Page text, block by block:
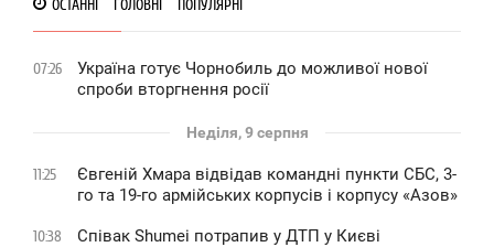
ОСТАННІ ГОЛОВНІ ПОПУЛЯРНІ
07:26
Україна готує Чорнобиль до можливої нової
спроби вторгнення росії
Неділя, 9 серпня
11:25
Євгеній Хмара відвідав командні пункти СБС, 3-
го та 19-го армійських корпусів і корпусу «Азов»
10:38 Співак Shumei потрапив у ДТП у Києві